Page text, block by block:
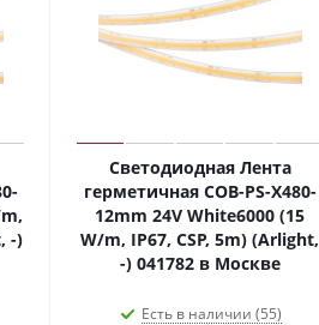
-)
Светодиодная Лента
герметичная COB-PS-X480-
12mm 24V White6000 (15
W/m, IP67, CSP, 5m) (Arlight,
-) 041782 в Москве
Есть в наличии (55)